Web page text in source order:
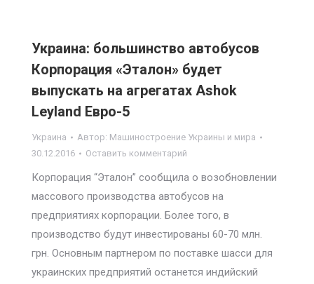
Украина: большинство автобусов
Корпорация «Эталон» будет
выпускать на агрегатах Ashok
Leyland Евро-5
Украина Автор: Машиностроение Украины и мира
30.12.2016
Оставить комментарий
Корпорация “Эталон” сообщила о возобновлении
массового производства автобусов на
предприятиях корпорации. Более того, в
производство будут инвестированы 60-70 млн.
грн. Основным партнером по поставке шасси для
украинских предприятий останется индийский